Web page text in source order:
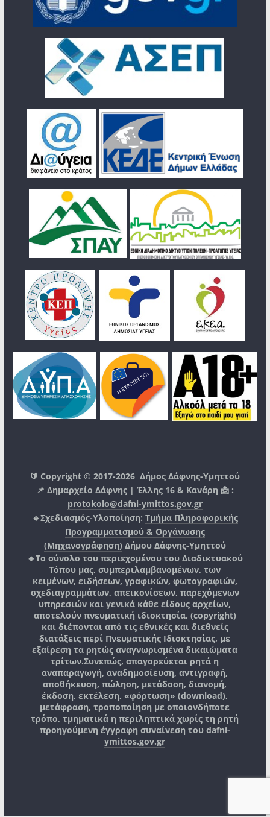
🔰 Copyright © 2017-2026Δήμος Δάφνης-Υμηττού
📌 Δημαρχείο Δάφνης | Έλλης 16 & Κανάρη 📩 :
protokolo@dafni-ymittos.gov.gr
🔹Σχεδιασμός-Υλοποίηση: Τμήμα Πληροφορικής
Προγραμματισμού & Οργάνωσης
(Μηχανογράφηση) Δήμου Δάφνης-Υμηττού
🔸Το σύνολο του περιεχομένου του Διαδικτυακού
Τόπου μας, συμπεριλαμβανομένων, των
κειμένων, ειδήσεων, γραφικών, φωτογραφιών,
σχεδιαγραμμάτων, απεικονίσεων, παρεχόμενων
υπηρεσιών και γενικά κάθε είδους αρχείων,
αποτελούν πνευματική ιδιοκτησία, (copyright)
και διέπονται από τις εθνικές και διεθνείς
διατάξεις περί Πνευματικής Ιδιοκτησίας, με
εξαίρεση τα ρητώς αναγνωρισμένα δικαιώματα
τρίτων.Συνεπώς, απαγορεύεται ρητά η
αναπαραγωγή, αναδημοσίευση, αντιγραφή,
αποθήκευση, πώληση, μετάδοση, διανομή,
έκδοση, εκτέλεση, «φόρτωση» (download),
μετάφραση, τροποποίηση με οποιονδήποτε
τρόπο, τμηματικά η περιληπτικά χωρίς τη ρητή
προηγούμενη έγγραφη συναίνεση του dafni-
ymittos.gov.gr